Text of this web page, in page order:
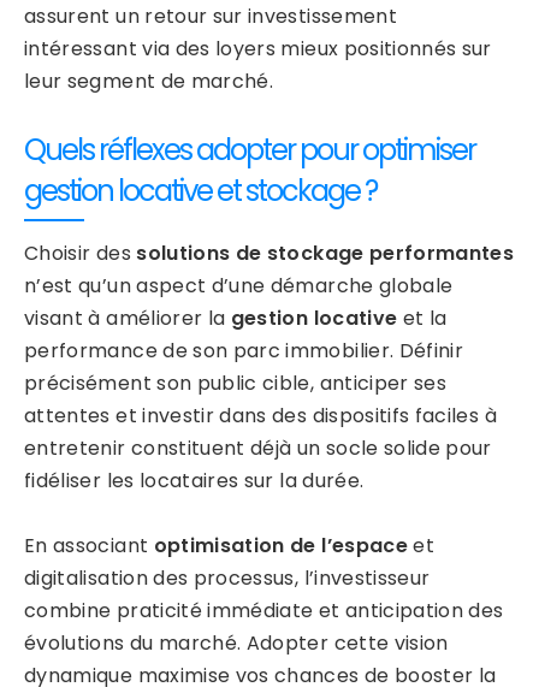
assurent un retour sur investissement
intéressant via des loyers mieux positionnés sur
leur segment de marché.
Quels réflexes adopter pour optimiser
gestion locative et stockage ?
Choisir des solutions de stockage performantes
n’est qu’un aspect d’une démarche globale
visant à améliorer la gestion locative et la
performance de son parc immobilier. Définir
précisément son public cible, anticiper ses
attentes et investir dans des dispositifs faciles à
entretenir constituent déjà un socle solide pour
fidéliser les locataires sur la durée.
En associant optimisation de l’espaceet
digitalisation des processus, l’investisseur
combine praticité immédiate et anticipation des
évolutions du marché. Adopter cette vision
dynamique maximise vos chances de booster la